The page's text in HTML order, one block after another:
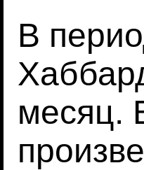
В
месяц.